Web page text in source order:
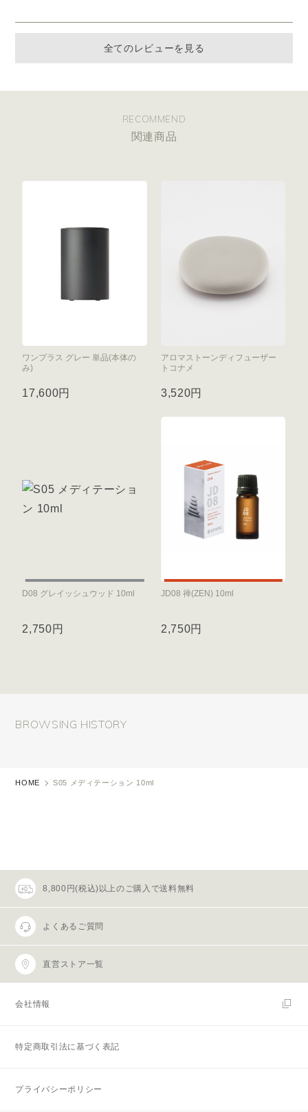
全てのレビューを見る
RECOMMEND
関連商品
ワンプラス グレー 単品(本体の
み)
17,600円
アロマストーンディフューザー
トコナメ
3,520円
D08 グレイッシュウッド 10ml
2,750円
JD08 禅(ZEN) 10ml
2,750円
BROWSING HISTORY
HOME S05 メディテーション 10ml
8,800円(税込)以上のご購入で送料無料
よくあるご質問
直営ストア一覧
会社情報
特定商取引法に基づく表記
プライバシーポリシー